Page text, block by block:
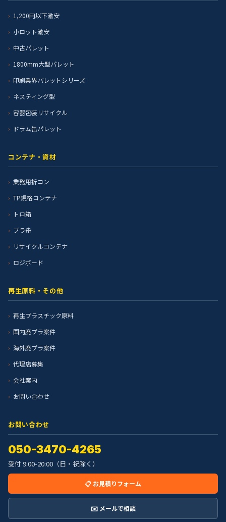
1,200円以下激安
小ロット激安
中古パレット
1800mm大型パレット
印刷業界パレットシリーズ
ネスティング型
容器包装リサイクル
ドラム缶パレット
コンテナ・資材
業務用折コン
TP規格コンテナ
トロ箱
プラ舟
リサイクルコンテナ
ロジボード
再生原料・その他
再生プラスチック原料
国内廃プラ案件
海外廃プラ案件
代理店募集
会社案内
お問い合わせ
お問い合わせ
050-3470-4265
受付 9:00-20:00（日・祝除く）
📋 お見積りフォーム
✉️ メールで相談